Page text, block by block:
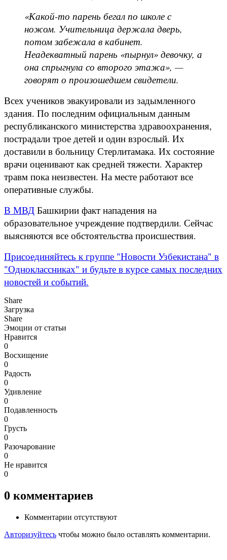
«Какой-то парень бегал по школе с
ножом. Учительница держала дверь,
потом забежала в кабинет.
Неадекватный парень «пырнул» девочку, а
она спрыгнула со второго этажа», —
говорят о произошедшем свидетели.
Всех учеников эвакуировали из задымленного
здания. По последним официальным данным
республиканского министерства здравоохранения,
пострадали трое детей и один взрослый. Их
доставили в больницу Стерлитамака. Их состояние
врачи оценивают как средней тяжести. Характер
травм пока неизвестен. На месте работают все
оперативные службы.
В МВД Башкирии факт нападения на
образовательное учреждение подтвердили. Сейчас
выясняются все обстоятельства происшествия.
Присоединяйтесь к группе "Новости Узбекистана" в
"Одноклассниках" и будьте в курсе самых последних
новостей и событий.
Share
Загрузка
Share
Эмоции от статьи
Нравится
0
Восхищение
0
Радость
0
Удивление
0
Подавленность
0
Грусть
0
Разочарование
0
Не нравится
0
0 комментариев
Комментарии отсутствуют
Авторизуйтесь чтобы можно было оставлять комментарии.